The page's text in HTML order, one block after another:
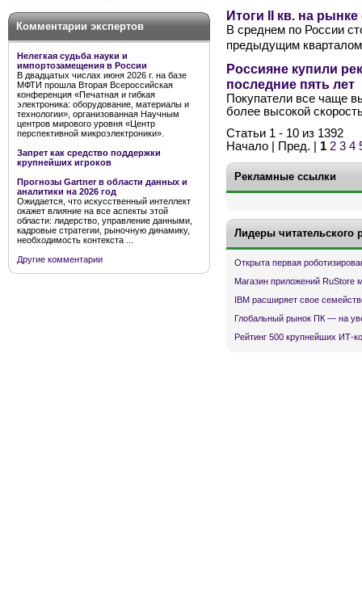
Комментарии экспертов
Нелегкая судьба науки и
импортозамещения в России
В двадцатых числах июня 2026 г. на базе
МФТИ прошла Вторая Всероссийская
конференция «Печатная и гибкая
электроника: оборудование, материалы и
технологии», организованная Научным
центров мирового уровня «Центр
перспективной микроэлектроники».
Запрет как средство поддержки
крупнейших игроков
Прогнозы Gartner в области данных и
аналитики на 2026 год
Ожидается, что искусственный интеллект
окажет влияние на все аспекты этой
области: лидерство, управление данными,
кадровые стратегии, рыночную динамику,
необходимость контекста ...
Другие комментарии
Итоги II кв. на
В среднем по России
предыдущим
Россияне купили
последние пять лет
Покупатели все чаще
более высокой
Статьи 1 - 10 из 1392
Начало | Пред. | 1 2 3 4
Рекламные ссылки
Лидеры читательского
Открыта первая
Магазин приложений RuStore
IBM расширяет свое
Глобальный рынок ПК — на
Рейтинг 500 крупнейших ИТ-